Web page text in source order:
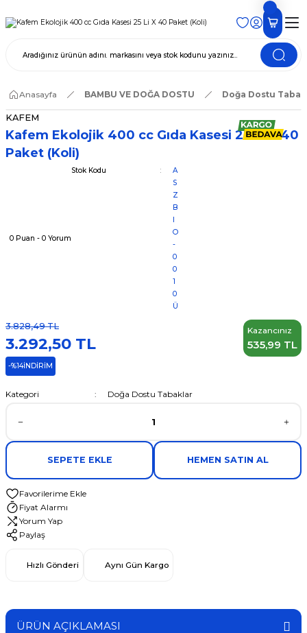
Anasayfa BAMBU VE DOĞA DOSTU Doğa Dostu
KAFEM
Kafem Ekolojik 400 cc Gıda Kasesi 25 Li X 40
Paket (Koli)
0 Puan - 0 Yorum
Stok Kodu
A
S
Z
B
I
O
-
0
0
1
0
Ü
3.828,49 TL
3.292,50 TL
-%14İNDİRİM
Kazancınız
535,99 TL
Kategori Doğa Dostu Tabaklar
SEPETE EKLE HEMEN SATIN AL
Fiyat Alarmı
Yorum Yap
Paylaş
Hızlı Gönderi Aynı Gün Kargo
ÜRÜN AÇIKLAMASI